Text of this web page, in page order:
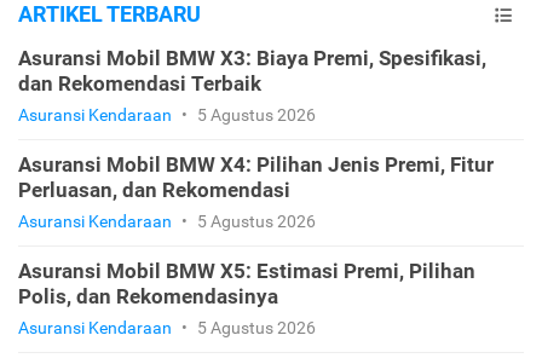
ARTIKEL TERBARU
Asuransi Mobil BMW X3: Biaya Premi, Spesifikasi,
dan Rekomendasi Terbaik
Asuransi Kendaraan • 5 Agustus 2026
Asuransi Mobil BMW X4: Pilihan Jenis Premi, Fitur
Perluasan, dan Rekomendasi
Asuransi Kendaraan • 5 Agustus 2026
Asuransi Mobil BMW X5: Estimasi Premi, Pilihan
Polis, dan Rekomendasinya
Asuransi Kendaraan • 5 Agustus 2026